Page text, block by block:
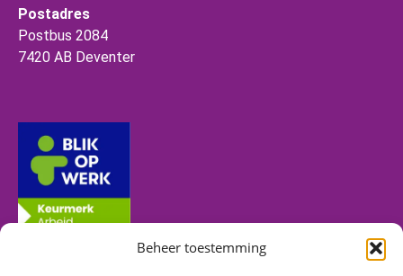
Beheer toestemming
Postadres
Postbus 2084
7420 AB Deventer